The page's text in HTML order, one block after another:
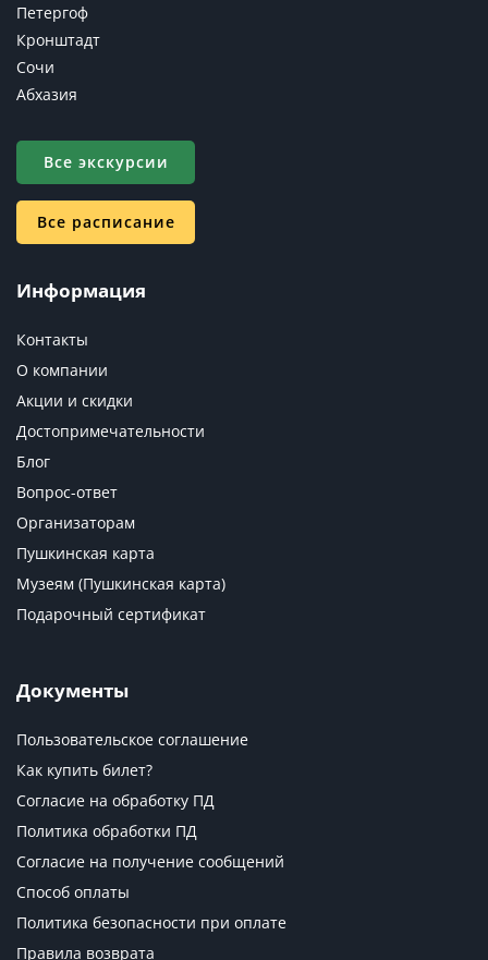
Петергоф
Кронштадт
Сочи
Абхазия
Все экскурсии
Все расписание
Информация
Контакты
О компании
Акции и скидки
Достопримечательности
Блог
Вопрос-ответ
Организаторам
Пушкинская карта
Музеям (Пушкинская карта)
Подарочный сертификат
Документы
Пользовательское соглашение
Как купить билет?
Согласие на обработку ПД
Политика обработки ПД
Согласие на получение сообщений
Способ оплаты
Политика безопасности при оплате
Правила возврата